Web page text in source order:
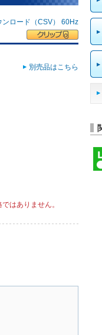
ンロード（CSV） 60Hz
別売品はこちら
はありません。